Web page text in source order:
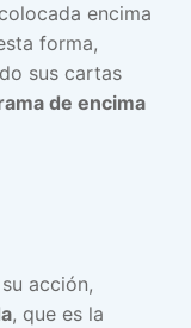
encima
forma,
sus cartas
de encima
acción,
, que es la